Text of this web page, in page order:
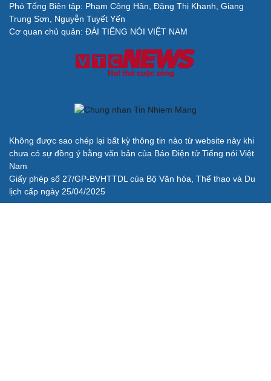
Phó Tổng Biên tập: Phạm Công Hân, Đặng Thị Khanh, Giang
Trung Sơn, Nguyễn Tuyết Yến
Cơ quan chủ quản: ĐÀI TIẾNG NÓI VIỆT NAM
Không được sao chép lại bất kỳ thông tin nào từ website này khi
chưa có sự đồng ý bằng văn bản của Báo Điện tử Tiếng nói Việt
Nam
Giấy phép số 27/GP-BVHTTDL của Bộ Văn hóa, Thể thao và Du
lịch cấp ngày 25/04/2025